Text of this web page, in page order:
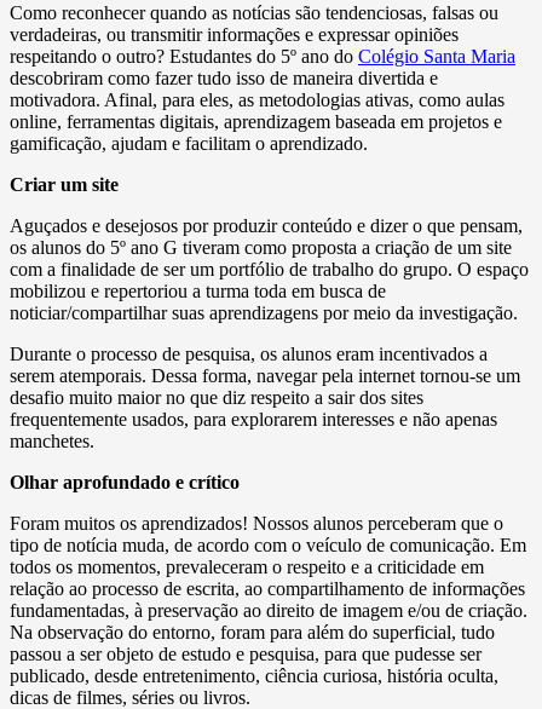
Como reconhecer quando as notícias são tendenciosas, falsas ou
verdadeiras, ou transmitir informações e expressar opiniões
respeitando o outro? Estudantes do 5º ano do Colégio Santa Maria
descobriram como fazer tudo isso de maneira divertida e
motivadora. Afinal, para eles, as metodologias ativas, como aulas
online, ferramentas digitais, aprendizagem baseada em projetos e
gamificação, ajudam e facilitam o aprendizado.
Criar um site
Aguçados e desejosos por produzir conteúdo e dizer o que pensam,
os alunos do 5º ano G tiveram como proposta a criação de um site
com a finalidade de ser um portfólio de trabalho do grupo. O espaço
mobilizou e repertoriou a turma toda em busca de
noticiar/compartilhar suas aprendizagens por meio da investigação.
Durante o processo de pesquisa, os alunos eram incentivados a
serem atemporais. Dessa forma, navegar pela internet tornou-se um
desafio muito maior no que diz respeito a sair dos sites
frequentemente usados, para explorarem interesses e não apenas
manchetes.
Olhar aprofundado e crítico
Foram muitos os aprendizados! Nossos alunos perceberam que o
tipo de notícia muda, de acordo com o veículo de comunicação. Em
todos os momentos, prevaleceram o respeito e a criticidade em
relação ao processo de escrita, ao compartilhamento de informações
fundamentadas, à preservação ao direito de imagem e/ou de criação.
Na observação do entorno, foram para além do superficial, tudo
passou a ser objeto de estudo e pesquisa, para que pudesse ser
publicado, desde entretenimento, ciência curiosa, história oculta,
dicas de filmes, séries ou livros.